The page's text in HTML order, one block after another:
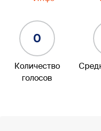
0
Количество
голосов